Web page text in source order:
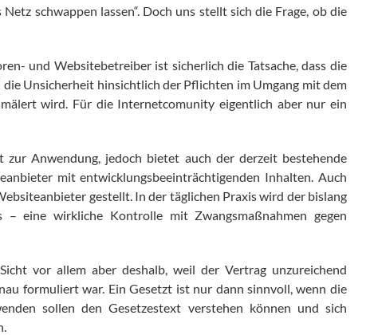
schwappen lassen“. Doch uns stellt sich die Frage, ob die
und Websitebetreiber ist sicherlich die Tatsache, dass die
Unsicherheit hinsichtlich der Pflichten im Umgang mit dem
wird. Für die Internetcomunity eigentlich aber nur ein
Anwendung, jedoch bietet auch der derzeit bestehende
mit entwicklungsbeeinträchtigenden Inhalten. Auch
gestellt. In der täglichen Praxis wird der bislang
– eine wirkliche Kontrolle mit Zwangsmaßnahmen gegen
vor allem aber deshalb, weil der Vertrag unzureichend
formuliert war. Ein Gesetzt ist nur dann sinnvoll, wenn die
sollen den Gesetzestext verstehen können und sich